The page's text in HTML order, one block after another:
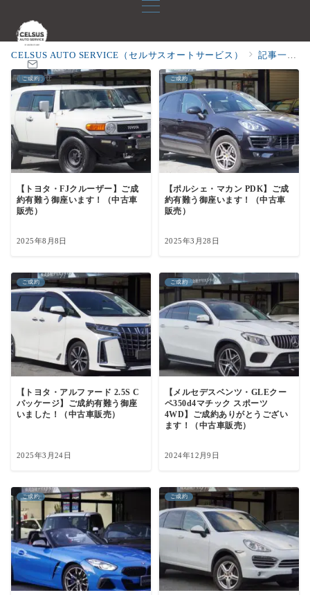
問い合わせ
CELSUS AUTO SERVICE（セルサスオートサービス） 記事一覧
ご成約
【トヨタ・FJクルーザー】ご成
約有難う御座います！（中古車
販売）
2025年8月8日
ご成約
【ポルシェ・マカン PDK】ご成
約有難う御座います！（中古車
販売）
2025年3月28日
ご成約
【トヨタ・アルファード 2.5S C
パッケージ】ご成約有難う御座
いました！（中古車販売）
2025年3月24日
ご成約
【メルセデスベンツ・GLEクー
ペ350d4マチック スポーツ
4WD】ご成約ありがとうござい
ます！（中古車販売）
2024年12月9日
ご成約 ご成約